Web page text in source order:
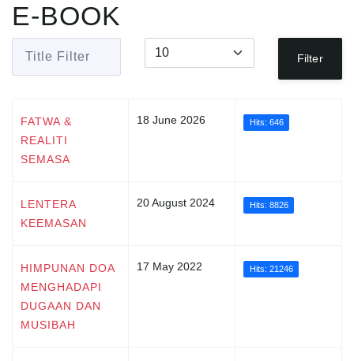
E-BOOK
Display #
Filter
FATWA &
REALITI
SEMASA
18 June 2026 Hits: 646
LENTERA
KEEMASAN
20 August 2024 Hits: 8826
HIMPUNAN DOA
MENGHADAPI
DUGAAN DAN
MUSIBAH
17 May 2022 Hits: 21246